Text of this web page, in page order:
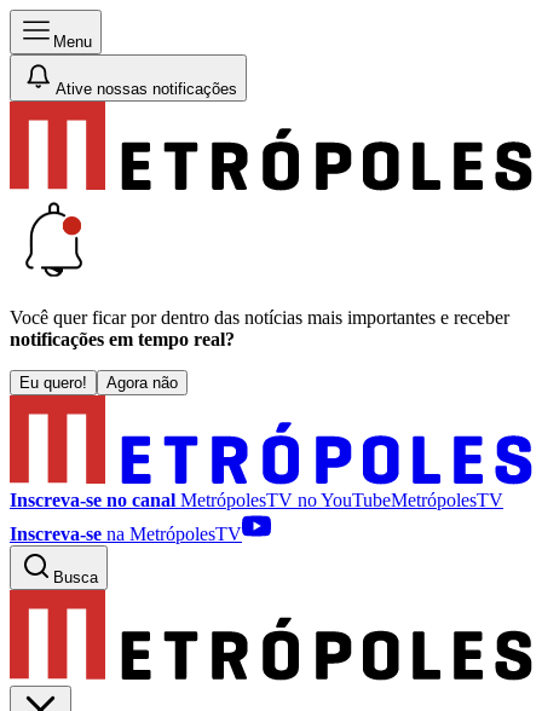
Menu
Ative nossas notificações
Você quer ficar por dentro das notícias mais importantes e receber
notificações em tempo real?
Eu quero! Agora não
Inscreva-se no canal MetrópolesTV noYouTubeMetrópolesTV
Inscreva-se na MetrópolesTV
Busca